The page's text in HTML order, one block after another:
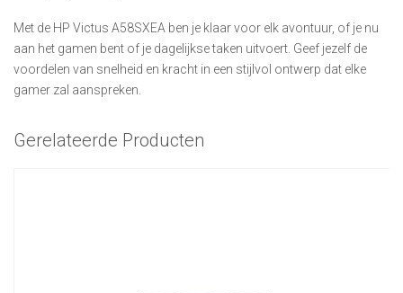
Met de HP Victus A58SXEA ben je klaar voor elk avontuur, of je nu
aan het gamen bent of je dagelijkse taken uitvoert. Geef jezelf de
voordelen van snelheid en kracht in een stijlvol ontwerp dat elke
gamer zal aanspreken.
Gerelateerde Producten